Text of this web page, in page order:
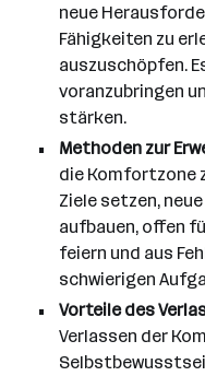
neue
Fähigkeiten zu
auszuschöpfen.
voranzubringen
stärken.
Methoden zur
die Komfortzone
Ziele setzen,
aufbauen, offen
feiern und aus
schwierigen
Vorteile des
Verlassen der